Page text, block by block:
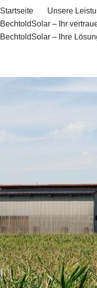
Startseite Unsere
BechtoldSolar – Ihr
BechtoldSolar – Ihre